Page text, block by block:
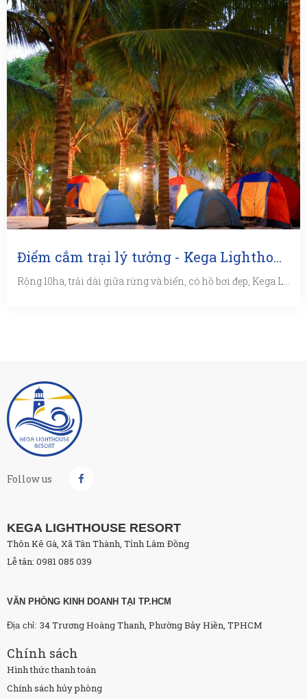
Điểm cắm trại lý tưởng - Kega Lighthouse Resort
Rộng 10ha, trải dài giữa rừng và biển, có hồ bơi đẹp, Kega Lighthouse Resort có không gian rộng lớn với biển trong xanh ...
Follow us
KEGA LIGHTHOUSE RESORT
Thôn Kê Gà, Xã Tân Thành, Tỉnh Lâm Đồng
Lễ tân: 0981 085 039
VĂN PHÒNG KINH DOANH TẠI TP.HCM
Địa chỉ: 34 Trương Hoàng Thanh, Phường Bảy Hiền, TPHCM
Chính sách
Hình thức thanh toán
Chính sách hủy phòng